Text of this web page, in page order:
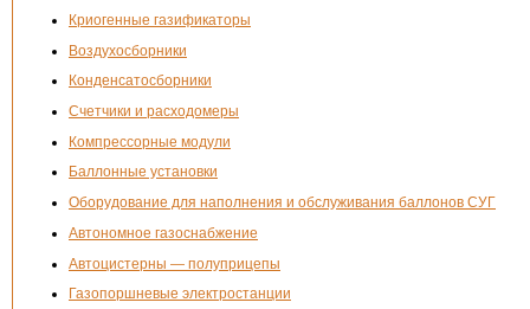
Криогенные газификаторы
Воздухосборники
Конденсатосборники
Счетчики и расходомеры
Компрессорные модули
Баллонные установки
Оборудование для наполнения и обслуживания баллонов СУГ
Автономное газоснабжение
Автоцистерны — полуприцепы
Газопоршневые электростанции